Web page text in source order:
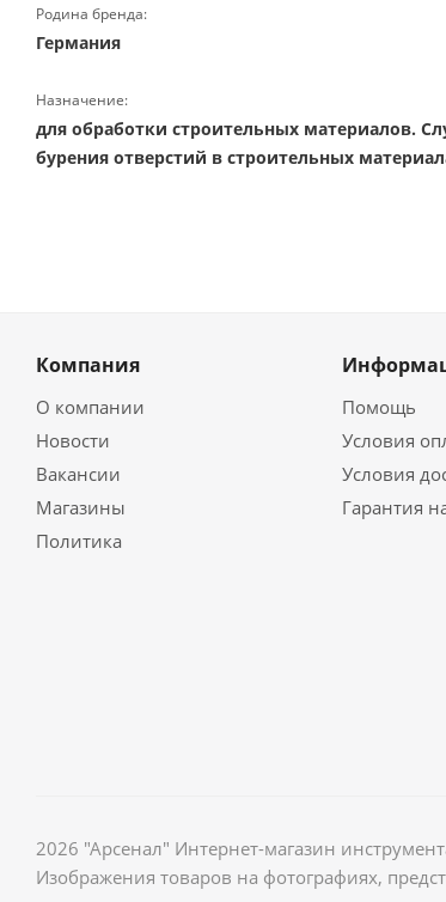
Родина бренда:
Германия
Назначение:
для обработки строительных материалов.
бурения отверстий в строительных
Компания
О компании
Новости
Вакансии
Магазины
Политика
Помощь
Условия
Условия
Гарантия
2026 "Арсенал" Интернет-магазин
Изображения товаров на фотографиях,